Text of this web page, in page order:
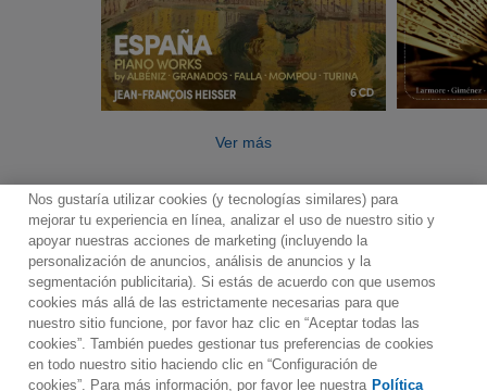
Ver más
Contacto Boletin informativo
Términos de Uso
Política de Privacidad
Mapa web
Política de cookies
Ajustes de Cookies
Nos gustaría utilizar cookies (y tecnologías similares) para
mejorar tu experiencia en línea, analizar el uso de nuestro sitio y
apoyar nuestras acciones de marketing (incluyendo la
personalización de anuncios, análisis de anuncios y la
segmentación publicitaria). Si estás de acuerdo con que usemos
cookies más allá de las estrictamente necesarias para que
nuestro sitio funcione, por favor haz clic en “Aceptar todas las
cookies”. También puedes gestionar tus preferencias de cookies
en todo nuestro sitio haciendo clic en “Configuración de
cookies”. Para más información, por favor lee nuestra Política